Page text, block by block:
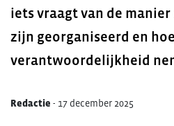
iets vraagt van de
zijn georganiseerd en
verantwoordelijkheid
Redactie - 17 december 2025